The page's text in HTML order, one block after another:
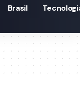
Brasil